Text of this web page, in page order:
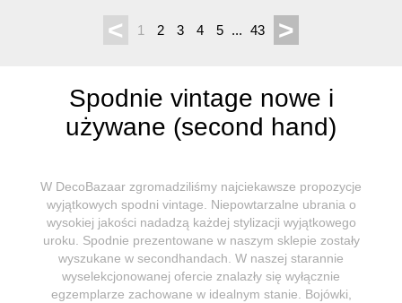
< 1 2 3 4 5 ... 43 >
Spodnie vintage nowe i
używane (second hand)
W DecoBazaar zgromadziliśmy najciekawsze propozycje
wyjątkowych spodni vintage. Niepowtarzalne ubrania o
wysokiej jakości nadadzą każdej stylizacji wyjątkowego
uroku. Spodnie prezentowane w naszym sklepie zostały
wyszukane w secondhandach. W naszej starannie
wyselekcjonowanej ofercie znalazły się wyłącznie
egzemplarze zachowane w idealnym stanie. Bojówki,